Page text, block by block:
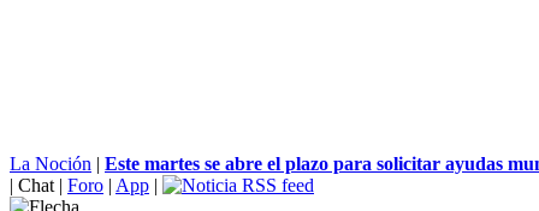
La Noción | Este martes se abre el plazo para solicitar ayudas
| Chat | Foro | App |